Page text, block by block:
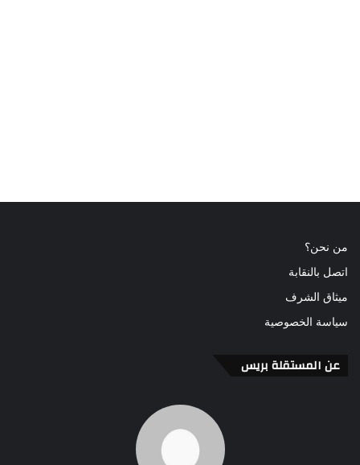
من نحن؟
اتصل بالنقابة
ميثاق الشرف
سياسة الخصوصية
عن المستقلة بريس